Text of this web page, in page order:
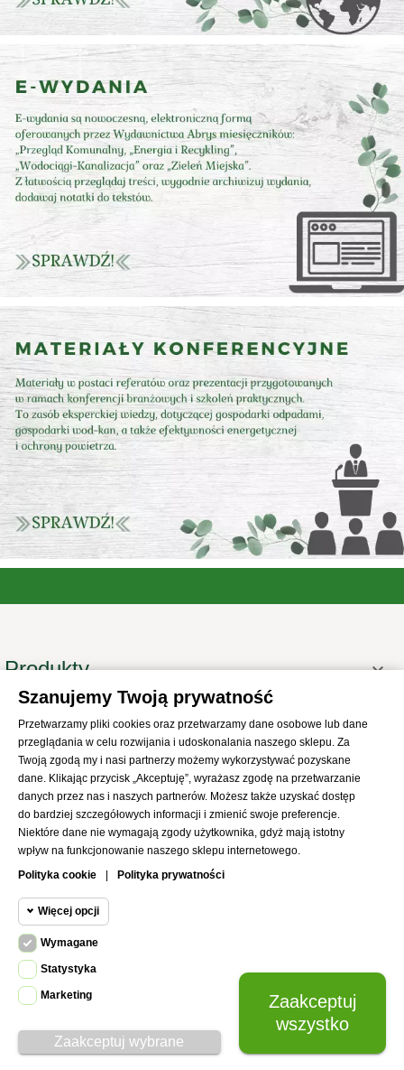
Produkty 
Informacje
Twoje konto 
Informacje o sklepie
Szanujemy Twoją prywatność
Przetwarzamy pliki cookies oraz przetwarzamy dane osobowe lub dane
przeglądania w celu rozwijania i udoskonalania naszego sklepu. Za
Twoją zgodą my i nasi partnerzy możemy wykorzystywać pozyskane
dane. Klikając przycisk „Akceptuję”, wyrażasz zgodę na przetwarzanie
danych przez nas i naszych partnerów. Możesz także uzyskać dostęp
do bardziej szczegółowych informacji i zmienić swoje preferencje.
Niektóre dane nie wymagają zgody użytkownika, gdyż mają istotny
wpływ na funkcjonowanie naszego sklepu internetowego.
Polityka cookie
Polityka prywatności
Więcej opcji
Wymagane
Wymagane pliki cookie oraz cookie
HttpOnly. Pliki cookie wymagane do
przeglądania witryny i korzystania z jej
podstawowych funkcji. Te pliki cookie
Cookie
Cookie
Wymagane
Statystyka
Marketing
Zaakceptuj wybrane
Zaakceptuj
wszystko
© 2021SKLEP AbrysAll Rights Reserved